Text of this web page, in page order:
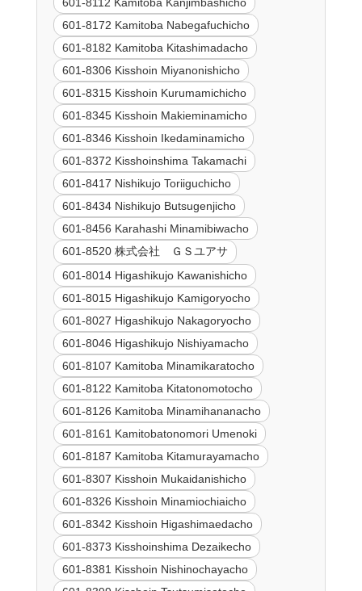
601-8172 Kamitoba Nabegafuchicho
601-8182 Kamitoba Kitashimadacho
601-8306 Kisshoin Miyanonishicho
601-8315 Kisshoin Kurumamichicho
601-8345 Kisshoin Makieminamicho
601-8346 Kisshoin Ikedaminamicho
601-8372 Kisshoinshima Takamachi
601-8417 Nishikujo Toriiguchicho
601-8434 Nishikujo Butsugenjicho
601-8456 Karahashi Minamibiwacho
601-8520 株式会社 ＧＳユアサ
601-8014 Higashikujo Kawanishicho
601-8015 Higashikujo Kamigoryocho
601-8027 Higashikujo Nakagoryocho
601-8046 Higashikujo Nishiyamacho
601-8107 Kamitoba Minamikaratocho
601-8122 Kamitoba Kitatonomotocho
601-8126 Kamitoba Minamihananacho
601-8161 Kamitobatonomori Umenoki
601-8187 Kamitoba Kitamurayamacho
601-8307 Kisshoin Mukaidanishicho
601-8326 Kisshoin Minamiochiaicho
601-8342 Kisshoin Higashimaedacho
601-8373 Kisshoinshima Dezaikecho
601-8381 Kisshoin Nishinochayacho